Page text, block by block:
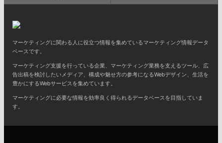
マーケティングに関わる人に役立つ情報を集めているマーケティング情報データ
ベースです。
マーケティング支援を行っている企業、マーケティング業務を支えるツール、広
告出稿を検討したいメディア、構成や魅せ方の参考になるWebデザイン、生活を
豊かにするWebサービスを集めています。
マーケティングに必要な情報を効率良く得られるデータベースを目指していま
す。